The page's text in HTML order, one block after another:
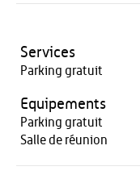
Services
Parking gratuit
Equipements
Parking gratuit
Salle de réunion